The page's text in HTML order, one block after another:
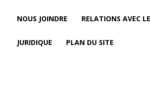
NOUS JOINDRE RELATIONS AVEC
JURIDIQUE PLAN DU SITE